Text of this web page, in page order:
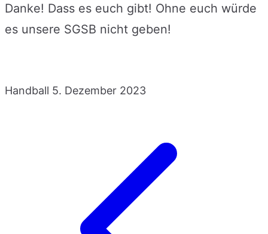
Danke! Dass es euch gibt! Ohne euch würde
es unsere SGSB nicht geben!
Handball 5. Dezember 2023